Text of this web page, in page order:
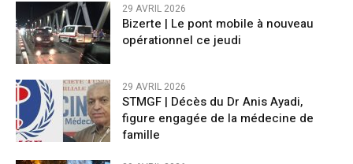
29 AVRIL 2026
Bizerte | Le pont mobile à nouveau
opérationnel ce jeudi
29 AVRIL 2026
STMGF | Décès du Dr Anis Ayadi,
figure engagée de la médecine de
famille